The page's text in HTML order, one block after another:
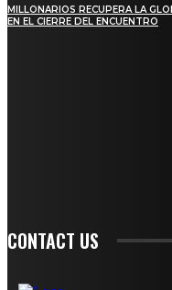
MILLONARIOS RECUPERA LA
EN EL CIERRE DEL ENCUENTRO
CONTACT US